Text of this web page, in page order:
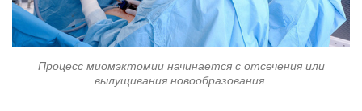
Процесс миомэктомии начинается с отсечения или
вылущивания новообразования.